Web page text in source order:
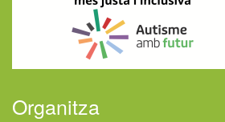
Organitza